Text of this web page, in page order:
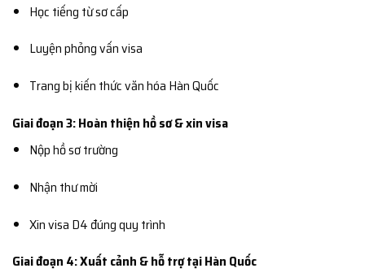
Học tiếng từ sơ cấp
Luyện phỏng vấn visa
Trang bị kiến thức văn hóa Hàn Quốc
Giai đoạn 3: Hoàn thiện hồ sơ & xin visa
Nộp hồ sơ trường
Nhận thư mời
Xin visa D4 đúng quy trình
Giai đoạn 4: Xuất cảnh & hỗ trợ tại Hàn Quốc